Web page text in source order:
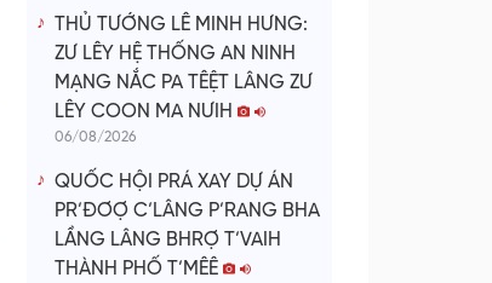
THỦ TƯỚNG LÊ MINH HƯNG:
ZƯ LÊY HỆ THỐNG AN NINH
MẠNG NẮC PA TÊỆT LÂNG ZƯ
LÊY COON MA NƯIH
06/08/2026
QUỐC HỘI PRÁ XAY DỰ ÁN
PR’ĐƠỢ C’LÂNG P’RANG BHA
LẦNG LÂNG BHRỢ T’VAIH
THÀNH PHỐ T’MÊÊ